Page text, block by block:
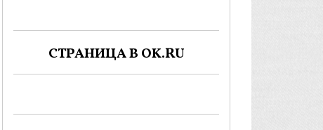
СТРАНИЦА В OK.RU